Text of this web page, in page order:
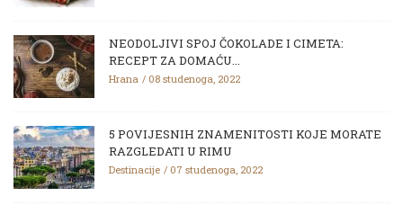
NEODOLJIVI SPOJ ČOKOLADE I CIMETA:
RECEPT ZA DOMAĆU...
Hrana 08 studenoga, 2022
5 POVIJESNIH ZNAMENITOSTI KOJE MORATE
RAZGLEDATI U RIMU
Destinacije 07 studenoga, 2022